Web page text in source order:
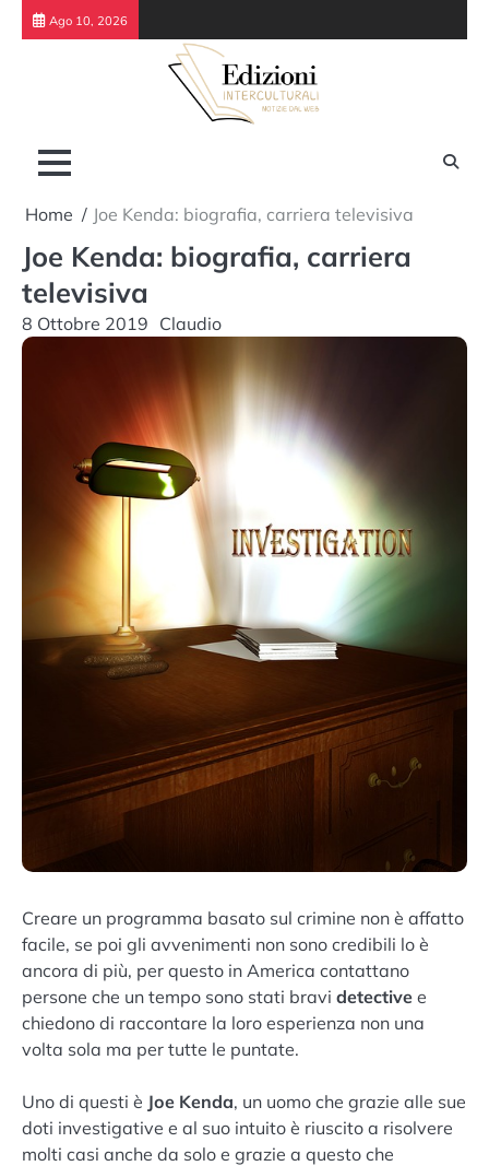
Skip
Ago 10, 2026
Home Joe Kenda: biografia, carriera televisiva
Joe Kenda: biografia, carriera
televisiva
8 Ottobre 2019 Claudio
Creare un programma basato sul crimine non è affatto
facile, se poi gli avvenimenti non sono credibili lo è
ancora di più, per questo in America contattano
persone che un tempo sono stati bravi detective e
chiedono di raccontare la loro esperienza non una
volta sola ma per tutte le puntate.
Uno di questi è Joe Kenda, un uomo che grazie alle sue
doti investigative e al suo intuito è riuscito a risolvere
molti casi anche da solo e grazie a questo che